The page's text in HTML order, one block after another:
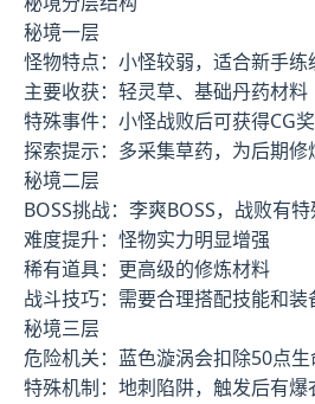
秘境一层
怪物特点：小怪较弱，适合新手练
主要收获：轻灵草、基础丹药材料
特殊事件：小怪战败后可获得CG
探索提示：多采集草药，为后期修
秘境二层
BOSS挑战：李爽BOSS，战败有特
难度提升：怪物实力明显增强
稀有道具：更高级的修炼材料
战斗技巧：需要合理搭配技能和装
秘境三层
危险机关：蓝色漩涡会扣除50点生
特殊机制：地刺陷阱，触发后有爆